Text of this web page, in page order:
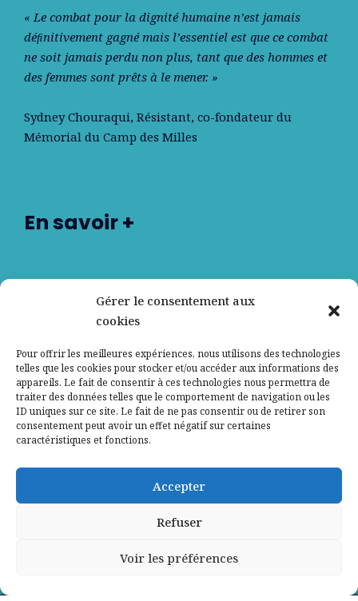
Gérer le consentement aux
cookies
Pour offrir les meilleures expériences, nous utilisons des technologies
telles que les cookies pour stocker et/ou accéder aux informations des
appareils. Le fait de consentir à ces technologies nous permettra de
traiter des données telles que le comportement de navigation ou les
ID uniques sur ce site. Le fait de ne pas consentir ou de retirer son
consentement peut avoir un effet négatif sur certaines
caractéristiques et fonctions.
Accepter
Refuser
Voir les préférences
« Le combat pour la dignité humaine n’est jamais
déﬁnitivement gagné mais l’essentiel est que ce combat
ne soit jamais perdu non plus, tant que des hommes et
des femmes sont prêts à le mener. »
Sydney Chouraqui, Résistant, co-fondateur du
Mémorial du Camp des Milles
En savoir +
Contactez-nous
Mentions légales